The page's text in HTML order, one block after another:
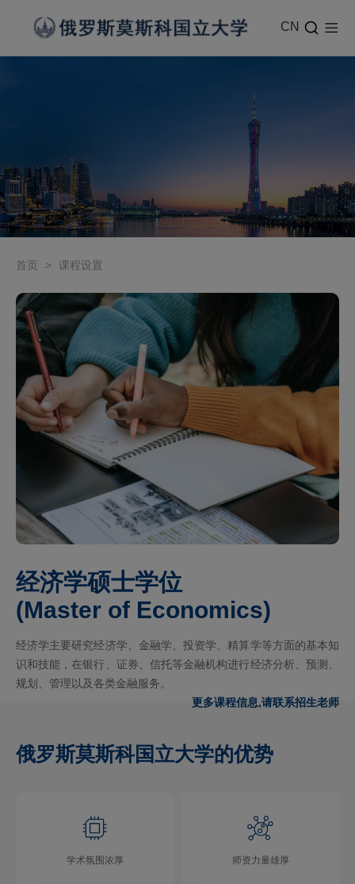
CN
首页 > 课程设置
经济学硕士学位
(Master of Economics)
经济学主要研究经济学、金融学、投资学、精算学等方面的基本知
识和技能，在银行、证券、信托等金融机构进行经济分析、预测、
规划、管理以及各类金融服务。
更多课程信息,请联系招生老师
俄罗斯莫斯科国立大学的优势
学术氛围浓厚 师资力量雄厚